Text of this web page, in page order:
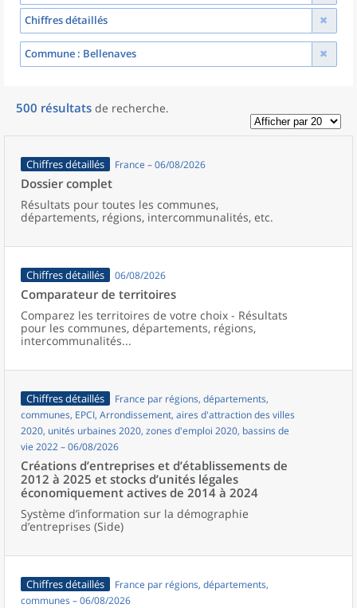
Chiffres détaillés
Commune : Bellenaves
500 résultats de recherche.
Chiffres détaillés France – 06/08/2026
Dossier complet
Résultats pour toutes les communes,
départements, régions, intercommunalités, etc.
Chiffres détaillés 06/08/2026
Comparateur de territoires
Comparez les territoires de votre choix - Résultats
pour les communes, départements, régions,
intercommunalités...
Chiffres détaillés
France par régions, départements,
communes, EPCI, Arrondissement, aires d'attraction des villes
2020, unités urbaines 2020, zones d'emploi 2020, bassins de
vie 2022 – 06/08/2026
Créations d’entreprises et d’établissements de
2012 à 2025 et stocks d’unités légales
économiquement actives de 2014 à 2024
Système d’information sur la démographie
d’entreprises (Side)
Chiffres détaillés
France par régions, départements,
communes – 06/08/2026